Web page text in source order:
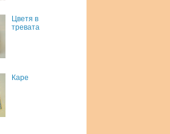
Цветя в
тревата
Каре